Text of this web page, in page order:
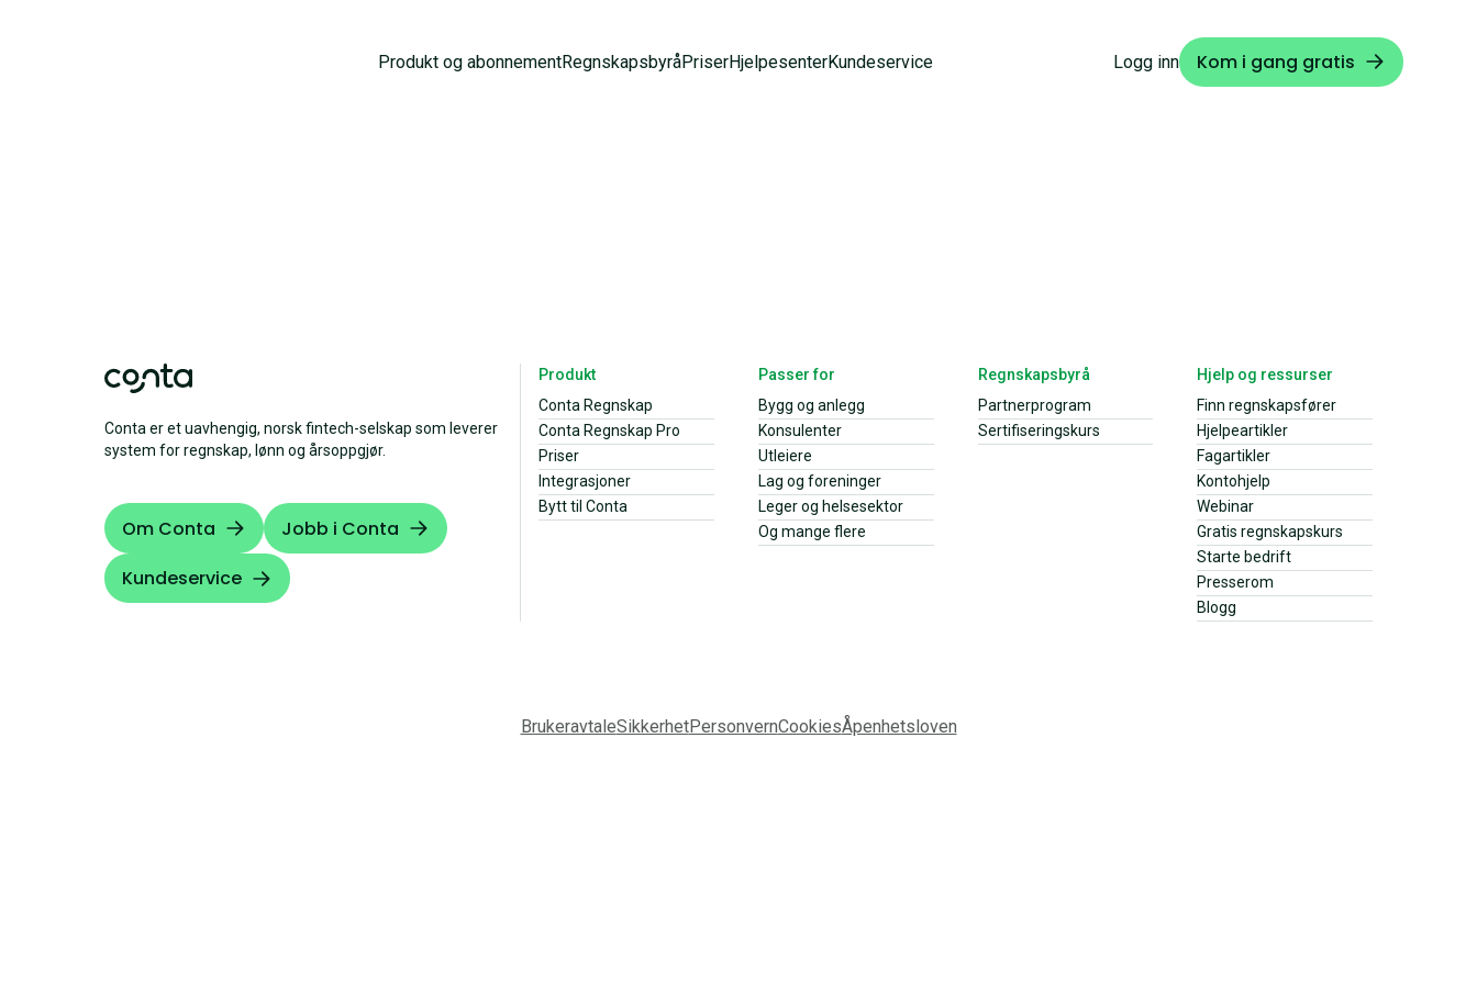
Produkt og abonnementRegnskapsbyråPriserHjelpesenterKundeservice Logg inn Kom i gang gratis
Conta er et uavhengig, norsk fintech-selskap som leverer
system for regnskap, lønn og årsoppgjør.
Om Conta
Jobb i Conta
Kundeservice
Produkt
Conta Regnskap
Conta Regnskap Pro
Priser
Integrasjoner
Bytt til Conta
Passer for
Bygg og anlegg
Konsulenter
Utleiere
Lag og foreninger
Leger og helsesektor
Og mange flere
Regnskapsbyrå
Partnerprogram
Sertifiseringskurs
Hjelp og ressurser
Finn regnskapsfører
Hjelpeartikler
Fagartikler
Kontohjelp
Webinar
Gratis regnskapskurs
Starte bedrift
Presserom
Blogg
BrukeravtaleSikkerhetPersonvernCookiesÅpenhetsloven